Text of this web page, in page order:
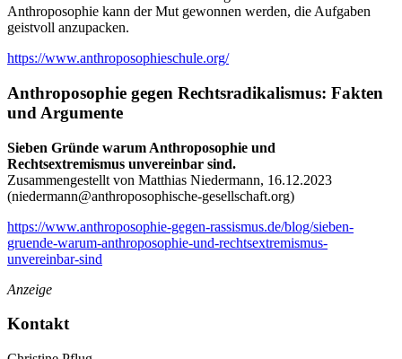
Anthroposophie kann der Mut gewonnen werden, die Aufgaben
geistvoll anzupacken.
https://www.anthroposophieschule.org/
Anthroposophie gegen Rechtsradikalismus: Fakten
und Argumente
Sieben Gründe warum Anthroposophie und
Rechtsextremismus unvereinbar sind.
Zusammengestellt von Matthias Niedermann, 16.12.2023
(niedermann@anthroposophische-gesellschaft.org)
https://www.anthroposophie-gegen-rassismus.de/blog/sieben-
gruende-warum-anthroposophie-und-rechtsextremismus-
unvereinbar-sind
Anzeige
Kontakt